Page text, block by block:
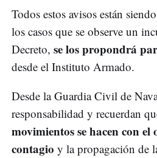
Todos estos avisos están
los casos que se observe un
Decreto, se los propondrá
desde el Instituto Armado.
Desde la Guardia Civil de
responsabilidad y recuerdan
movimientos se hacen con
contagio y la propagación de